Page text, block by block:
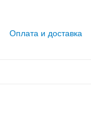
Оплата и доставка